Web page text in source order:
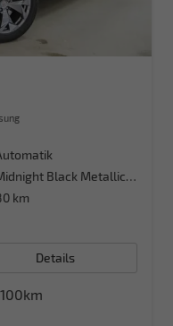
Midnight Black Metallic (0E)
km
Details